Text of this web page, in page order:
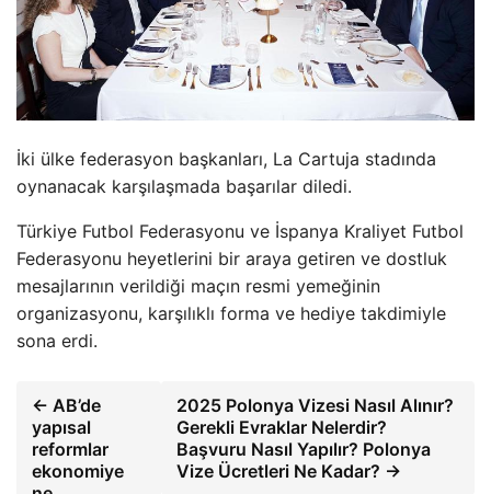
İki ülke federasyon başkanları, La Cartuja stadında
oynanacak karşılaşmada başarılar diledi.
Türkiye Futbol Federasyonu ve İspanya Kraliyet Futbol
Federasyonu heyetlerini bir araya getiren ve dostluk
mesajlarının verildiği maçın resmi yemeğinin
organizasyonu, karşılıklı forma ve hediye takdimiyle
sona erdi.
← AB’de
yapısal
reformlar
ekonomiye
2025 Polonya Vizesi Nasıl Alınır?
Gerekli Evraklar Nelerdir?
Başvuru Nasıl Yapılır? Polonya
Vize Ücretleri Ne Kadar? →